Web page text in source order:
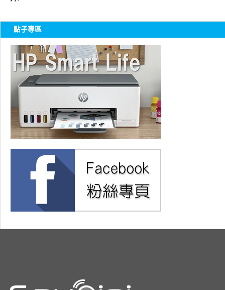
點子專區